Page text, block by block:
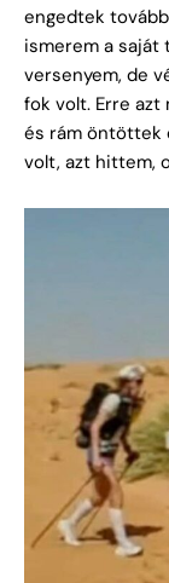
engedtek
ismerem a saját
versenyem, de
fok volt. Erre azt
és rám öntöttek
volt, azt hittem,